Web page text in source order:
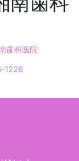
1226